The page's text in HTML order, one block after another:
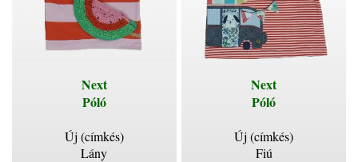
Next
Póló
Új (címkés)
Lány
Next
Póló
Új (címkés)
Fiú